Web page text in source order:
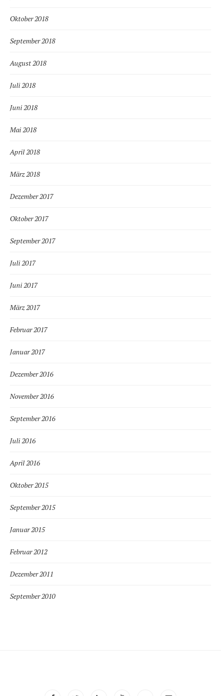
Oktober 2018
September 2018
August 2018
Juli 2018
Juni 2018
Mai 2018
April 2018
März 2018
Dezember 2017
Oktober 2017
September 2017
Juli 2017
Juni 2017
März 2017
Februar 2017
Januar 2017
Dezember 2016
November 2016
September 2016
Juli 2016
April 2016
Oktober 2015
September 2015
Januar 2015
Februar 2012
Dezember 2011
September 2010